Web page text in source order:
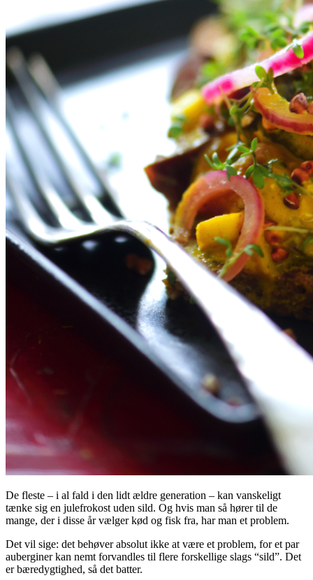
De fleste – i al fald i den lidt ældre generation – kan vanskeligt
tænke sig en julefrokost uden sild. Og hvis man så hører til de
mange, der i disse år vælger kød og fisk fra, har man et problem.
Det vil sige: det behøver absolut ikke at være et problem, for et par
auberginer kan nemt forvandles til flere forskellige slags “sild”. Det
er bæredygtighed, så det batter.